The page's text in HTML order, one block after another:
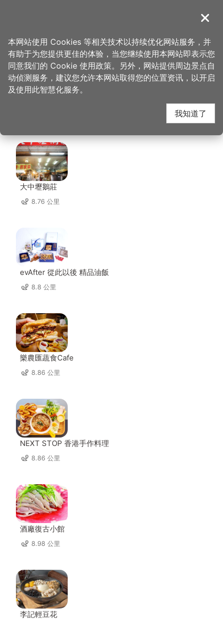
導覽
首页 > 想去的地方 > 美食、购物 > 自然接触保养品亮点体验园
自然接触保养品亮点体
验园 周边店家
大中壢鵝莊
8.76 公里
evAfter 從此以後 精品油飯
8.8 公里
樂農匯蔬食Cafe
8.86 公里
NEXT STOP 香港手作料理
8.86 公里
酒廠復古小館
8.98 公里
李記輕豆花
关闭
本网站使用 Cookies 等相关技术以持续优化网站服务，并
有助于为您提供更佳的体验，当您继续使用本网站即表示您
同意我们的 Cookie 使用政策。另外，网站提供周边景点自
动侦测服务，建议您允许本网站取得您的位置资讯，以开启
及使用此智慧化服务。
我知道了